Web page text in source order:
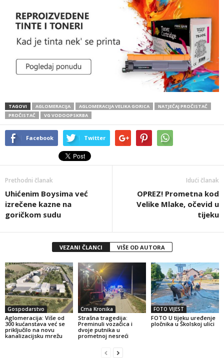
TAGOVI AGLOMERACIJA AGLOMERACIJA VELIKA GORICA
NATJEČAJ PROČISTAČ
PROČISTAČ
VG VODOOPSKRBA
Facebook Twitter
Prethodni članak
Uhićenim Boysima već
izrečene kazne na
goričkom sudu
Idući članak
OPREZ! Prometna kod
Velike Mlake, očevid u
tijeku
VEZANI ČLANCI VIŠE OD AUTORA
Gospodarstvo
Aglomeracija: Više od
300 kućanstava već se
priključilo na novu
kanalizacijsku mrežu
Crna Kronika
Strašna tragedija:
Preminuli vozačica i
dvoje putnika u
prometnoj nesreći
FOTO VIJEST
FOTO U tijeku uređenje
pločnika u Školskoj ulici